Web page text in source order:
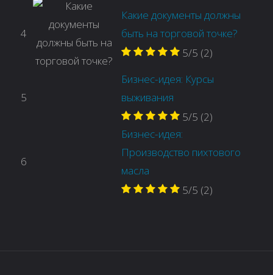
4
Какие документы должны
быть на торговой точке?
5/5 (2)
5
Бизнес-идея: Курсы
выживания
5/5 (2)
6
Бизнес-идея:
Производство пихтового
масла
5/5 (2)